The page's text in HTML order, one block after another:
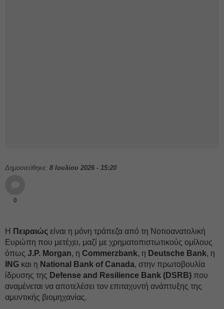
Δημοσιεύθηκε: 8 Ιουλίου 2026 - 15:20
0
Η Πειραιώς είναι η μόνη τράπεζα από τη Νοτιοανατολική
Ευρώπη που μετέχει, μαζί με χρηματοπιστωτικούς ομίλους
όπως J.P. Morgan, η Commerzbank, η Deutsche Bank, η
ING και η National Bank of Canada, στην πρωτοβουλία
ίδρυσης της Defense and Resilience Bank (DSRB) που
αναμένεται να αποτελέσει τον επιταχυντή ανάπτυξης της
αμυντικής βιομηχανίας.